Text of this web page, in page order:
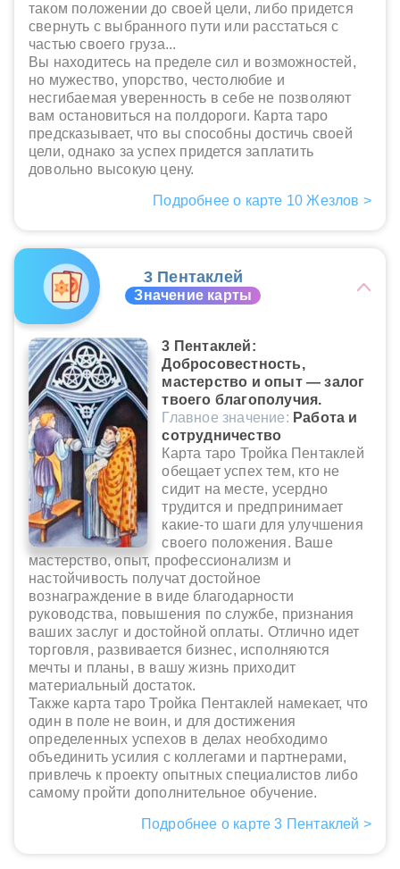
таком положении до своей цели, либо придется
свернуть с выбранного пути или расстаться с
частью своего груза...
Вы находитесь на пределе сил и возможностей,
но мужество, упорство, честолюбие и
несгибаемая уверенность в себе не позволяют
вам остановиться на полдороги. Карта таро
предсказывает, что вы способны достичь своей
цели, однако за успех придется заплатить
довольно высокую цену.
Подробнее о карте 10 Жезлов >
3 Пентаклей
Значение карты
3 Пентаклей:
Добросовестность,
мастерство и опыт — залог
твоего благополучия.
Главное значение: Работа и
сотрудничество
Карта таро Тройка Пентаклей
обещает успех тем, кто не
сидит на месте, усердно
трудится и предпринимает
какие-то шаги для улучшения
своего положения. Ваше
мастерство, опыт, профессионализм и
настойчивость получат достойное
вознаграждение в виде благодарности
руководства, повышения по службе, признания
ваших заслуг и достойной оплаты. Отлично идет
торговля, развивается бизнес, исполняются
мечты и планы, в вашу жизнь приходит
материальный достаток.
Также карта таро Тройка Пентаклей намекает, что
один в поле не воин, и для достижения
определенных успехов в делах необходимо
объединить усилия с коллегами и партнерами,
привлечь к проекту опытных специалистов либо
самому пройти дополнительное обучение.
Подробнее о карте 3 Пентаклей >